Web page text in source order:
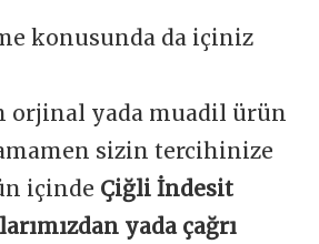
konusunda da içiniz
orjinal yada muadil ürün
sizin tercihinize
içinde Çiğli İndesit
yada çağrı